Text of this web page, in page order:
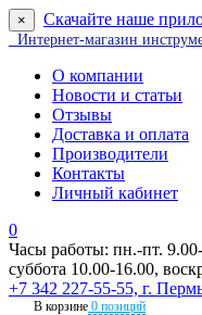
× Скачайте наше
Интернет-магазин
О компании
Новости и статьи
Отзывы
Доставка и оплата
Производители
Контакты
Личный кабинет
0
Часы работы: пн.-пт.
суббота 10.00-16.00,
+7 342 227-55-55, г.
В корзине 0 позиций